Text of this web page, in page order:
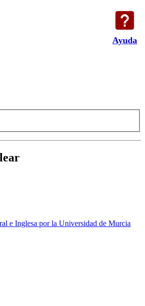
Ayuda
e Inglesa por la Universidad de Murcia